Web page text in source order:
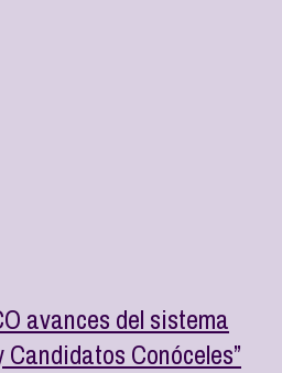
avances del sistema
Conóceles”